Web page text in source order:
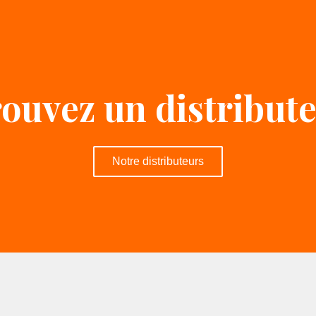
un
Notre distributeurs